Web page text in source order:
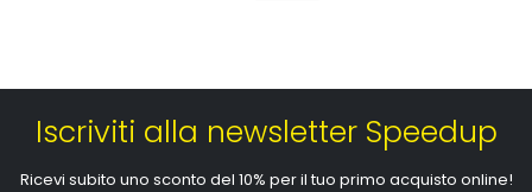
Iscriviti alla newsletter Speedup
Ricevi subito uno sconto del 10% per il tuo primo acquisto online!